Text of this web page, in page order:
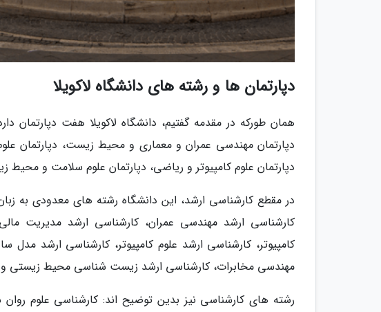
دپارتمان ها و رشته های دانشگاه لاکویلا
همان طورکه در مقدمه گفتیم، دانشگاه لاکویلا هفت دپارتمان
دپارتمان مهندسی عمران و معماری و محیط زیست، دپارتمان
دپارتمان علوم کامپیوتر و ریاضی، دپارتمان علوم سلامت و
در مقطع کارشناسی ارشد، این دانشگاه رشته های معدودی به
کارشناسی ارشد مهندسی عمران، کارشناسی ارشد مدیریت
کامپیوتر، کارشناسی ارشد علوم کامپیوتر، کارشناسی ارشد
مهندسی مخابرات، کارشناسی ارشد زیست شناسی محیط زیستی
رشته های کارشناسی نیز بدین توضیح اند: کارشناسی علوم